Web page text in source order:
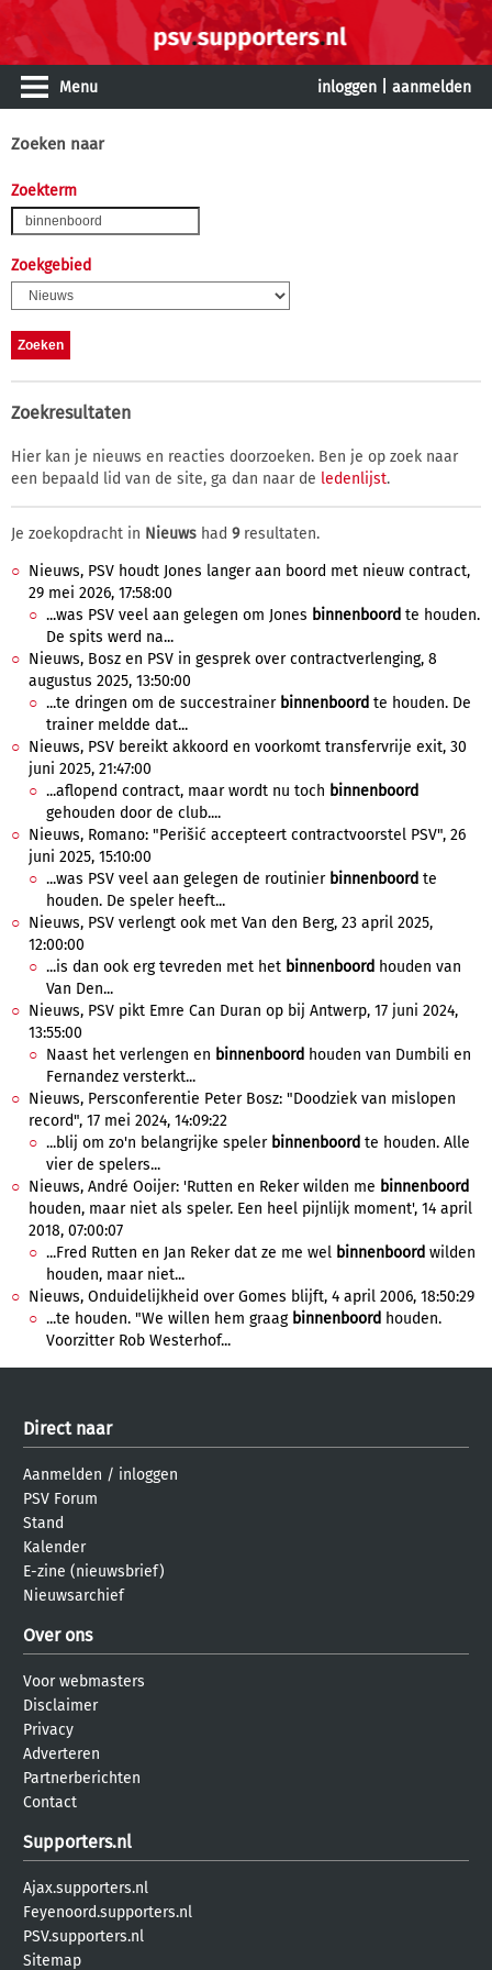
Menu inloggen aanmelden
Zoeken naar
Zoekterm
Zoekgebied
Zoekresultaten
Hier kan je nieuws en reacties doorzoeken. Ben je op zoek naar
een bepaald lid van de site, ga dan naar de ledenlijst.
Je zoekopdracht in Nieuws had 9resultaten.
Nieuws, PSV houdt Jones langer aan boord met nieuw contract,
29 mei 2026, 17:58:00
...was PSV veel aan gelegen om Jones binnenboord te houden.
De spits werd na...
Nieuws, Bosz en PSV in gesprek over contractverlenging, 8
augustus 2025, 13:50:00
...te dringen om de succestrainer binnenboord te houden. De
trainer meldde dat...
Nieuws, PSV bereikt akkoord en voorkomt transfervrije exit, 30
juni 2025, 21:47:00
...aflopend contract, maar wordt nu toch binnenboord
gehouden door de club....
Nieuws, Romano: "Perišić accepteert contractvoorstel PSV", 26
juni 2025, 15:10:00
...was PSV veel aan gelegen de routinier binnenboord te
houden. De speler heeft...
Nieuws, PSV verlengt ook met Van den Berg, 23 april 2025,
12:00:00
...is dan ook erg tevreden met het binnenboord houden van
Van Den...
Nieuws, PSV pikt Emre Can Duran op bij Antwerp, 17 juni 2024,
13:55:00
Naast het verlengen en binnenboord houden van Dumbili en
Fernandez versterkt...
Nieuws, Persconferentie Peter Bosz: "Doodziek van mislopen
record", 17 mei 2024, 14:09:22
...blij om zo'n belangrijke speler binnenboord te houden. Alle
vier de spelers...
Nieuws, André Ooijer: 'Rutten en Reker wilden me binnenboord
houden, maar niet als speler. Een heel pijnlijk moment', 14 april
2018, 07:00:07
...Fred Rutten en Jan Reker dat ze me wel binnenboord wilden
houden, maar niet...
Nieuws, Onduidelijkheid over Gomes blijft, 4 april 2006, 18:50:29
...te houden. "We willen hem graag binnenboord houden.
Voorzitter Rob Westerhof...
Direct naar
Aanmelden / inloggen
PSV Forum
Stand
Kalender
E-zine (nieuwsbrief)
Nieuwsarchief
Over ons
Voor webmasters
Disclaimer
Privacy
Adverteren
Partnerberichten
Contact
Supporters.nl
Ajax.supporters.nl
Feyenoord.supporters.nl
PSV.supporters.nl
Sitemap